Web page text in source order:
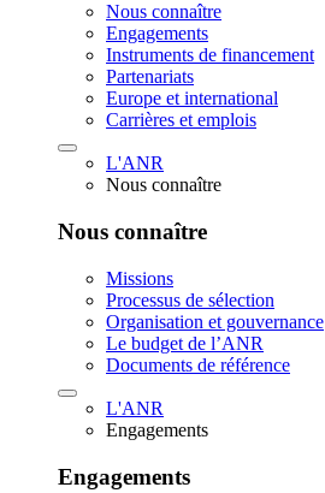
Nous connaître
Engagements
Instruments de financement
Partenariats
Europe et international
Carrières et emplois
L'ANR
Nous connaître
Nous connaître
Missions
Processus de sélection
Organisation et gouvernance
Le budget de l’ANR
Documents de référence
L'ANR
Engagements
Engagements